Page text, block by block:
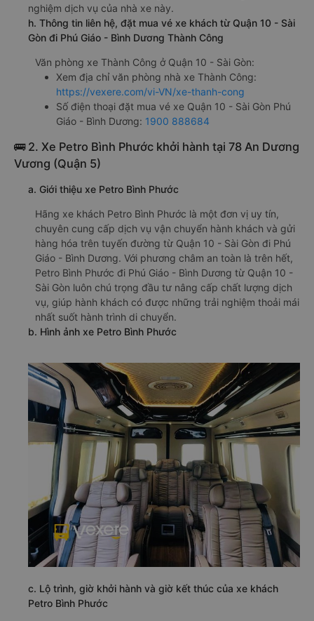
nghiệm dịch vụ của nhà xe này.
h. Thông tin liên hệ, đặt mua vé xe khách từ Quận 10 - Sài
Gòn đi Phú Giáo - Bình Dương Thành Công
Văn phòng xe Thành Công ở Quận 10 - Sài Gòn:
Xem địa chỉ văn phòng nhà xe Thành Công:
https://vexere.com/vi-VN/xe-thanh-cong
Số điện thoại đặt mua vé xe Quận 10 - Sài Gòn Phú
Giáo - Bình Dương: 1900 888684
🚌 2. Xe Petro Bình Phước khởi hành tại 78 An Dương
Vương (Quận 5)
a. Giới thiệu xe Petro Bình Phước
Hãng xe khách Petro Bình Phước là một đơn vị uy tín,
chuyên cung cấp dịch vụ vận chuyển hành khách và gửi
hàng hóa trên tuyến đường từ Quận 10 - Sài Gòn đi Phú
Giáo - Bình Dương. Với phương châm an toàn là trên hết,
Petro Bình Phước đi Phú Giáo - Bình Dương từ Quận 10 -
Sài Gòn luôn chú trọng đầu tư nâng cấp chất lượng dịch
vụ, giúp hành khách có được những trải nghiệm thoải mái
nhất suốt hành trình di chuyển.
b. Hình ảnh xe Petro Bình Phước
c. Lộ trình, giờ khởi hành và giờ kết thúc của xe khách
Petro Bình Phước